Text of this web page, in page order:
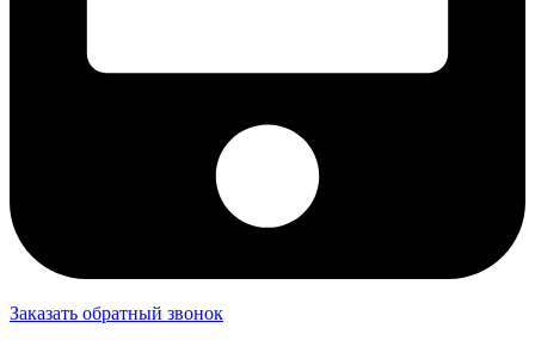
Заказать обратный звонок